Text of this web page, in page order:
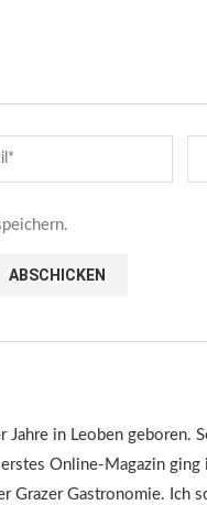
Jahre in Leoben geboren.
Online-Magazin
Grazer Gastronomie. Ich